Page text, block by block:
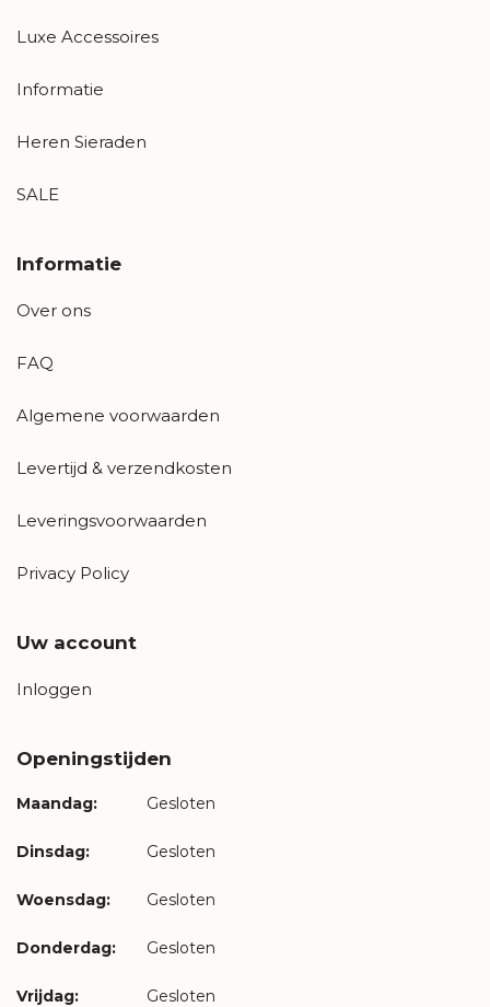
Luxe Accessoires
Informatie
Heren Sieraden
SALE
Informatie
Over ons
FAQ
Algemene voorwaarden
Levertijd & verzendkosten
Leveringsvoorwaarden
Privacy Policy
Uw account
Inloggen
Openingstijden
Maandag: Gesloten
Dinsdag: Gesloten
Woensdag: Gesloten
Donderdag: Gesloten
Vrijdag: Gesloten